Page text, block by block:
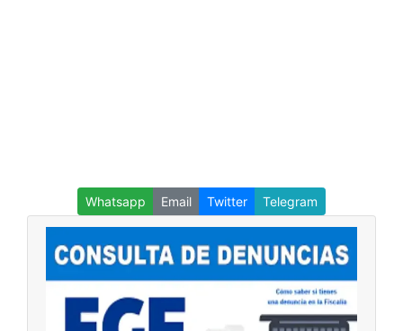
Whatsapp Email Twitter Telegram